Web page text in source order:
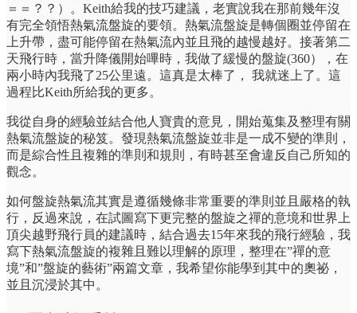
＝＝？？）。Keith給我的技巧建議，老實說我在那前幾年沒
有完全領悟熱氣流盤旋的要領。熱氣流盤旋是轉個圈並停留在
上升帶，盡可能停留在熱氣流內並且飛的越慢越好。接著第二
天飛行時，當升降儀開始嗶時，我做了緩慢的盤旋(360），在
兩小時內我飛了25公里遠。這真是太棒了， 我就迷上了。這
過程比Keith所給我的更多。
我從自身的經驗並結合他人寶貴的意見，開始蒐集及整理有關
熱氣流盤旋的秘笈。發現熱氣流盤旋並非是一成不變的準則，
而是綜合性且複雜的準則和規則，有時甚至會違反自己所知的
觀念。
如何盤旋熱氣流其實是遵循幾條非常重要的準則並且嚴格的執
行，反過來說，在試圖寫下更完整的盤旋之禪的意境和世界上
頂尖越野飛行員的建議時，結合過去15年來我的飛行經驗，我
寫下熱氣流盤旋的複雜且難以理解的原理，整理在”禪的意
境”和”盤旋的藝術”兩篇文章，我希望你能學到其中的奧祕，
並且沉浸於其中。